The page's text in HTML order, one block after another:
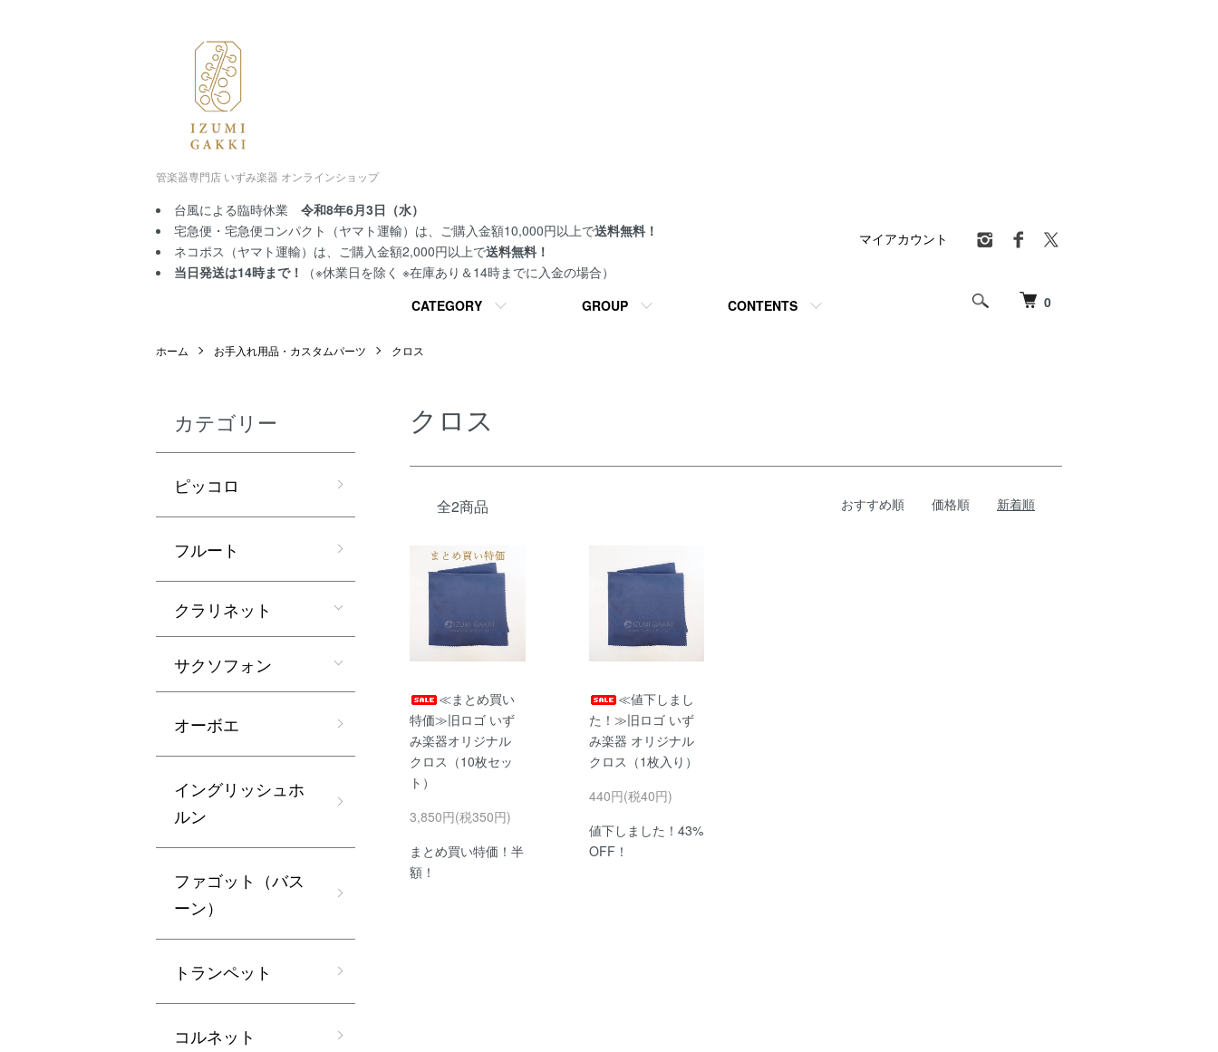
管楽器専門店 いずみ楽器 オンラインショップ
台風による臨時休業 令和8年6月3日（水）
宅急便・宅急便コンパクト（ヤマト運輸）は、ご購入金額10,000円以上で送料無料！
ネコポス（ヤマト運輸）は、ご購入金額2,000円以上で送料無料！
当日発送は14時まで！
（※休業日を除く ※在庫あり＆14時までに入金の場合）
0
CATEGORY GROUP CONTENTS
マイアカウント
ホーム お手入れ用品・カスタムパーツ クロス
クロス
全2商品 おすすめ順 価格順 新着順
≪まとめ買い
特価≫旧ロゴ いず
み楽器オリジナル
クロス（10枚セッ
ト）
3,850円(税350円)
まとめ買い特価！半
額！
≪値下しまし
た！≫旧ロゴ いず
み楽器 オリジナル
クロス（1枚入り）
440円(税40円)
値下しました！43%
OFF！
カテゴリー
ピッコロ
フルート
クラリネット
サクソフォン
オーボエ
イングリッシュホ
ルン
ファゴット（バス
ーン）
トランペット
コルネット